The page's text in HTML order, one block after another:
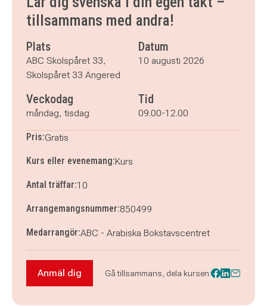
tisdag 18 augusti 2026 klockan 09.00–12.00
måndag 24 augusti 2026 klockan 09.00–12.00
måndag 31 augusti 2026
klockan 09.00–12.00
tisdag 1 september 2026
klockan 09.00–12.00
tillsammans med andra!
Plats
ABC Skolspåret 33,
Skolspåret 33 Angered
Datum
10 augusti 2026
Veckodag
måndag, tisdag
Tid
09.00-12.00
Pris:Gratis
Kurs eller evenemang:Kurs
Antal träffar:10
Arrangemangsnummer:850499
Medarrangör:ABC - Arabiska Bokstavscentret
Anmäl dig till Lär dig svenska i din egen takt –
Anmäl dig Gå tillsammans, dela kursen: